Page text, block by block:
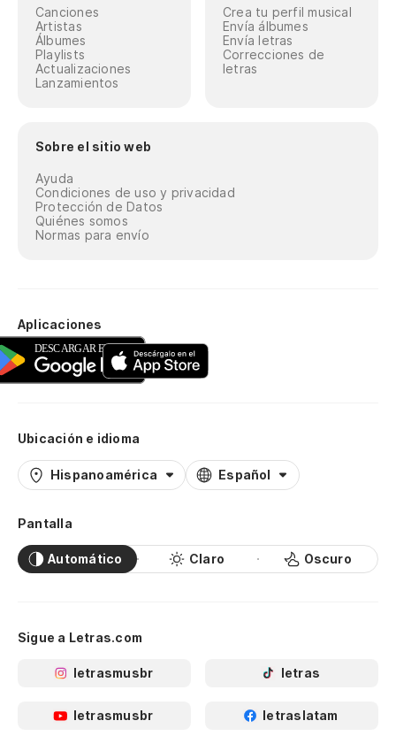
Canciones
Artistas
Álbumes
Playlists
Actualizaciones
Lanzamientos
Crea tu perfil musical
Envía álbumes
Envía letras
Correcciones de
letras
Sobre el sitio web
Ayuda
Condiciones de uso y privacidad
Protección de Datos
Quiénes somos
Normas para envío
Aplicaciones
Ubicación e idioma
Hispanoamérica Español
Pantalla
Automático Claro Oscuro
Sigue a Letras.com
letrasmusbr letras
letrasmusbr letraslatam